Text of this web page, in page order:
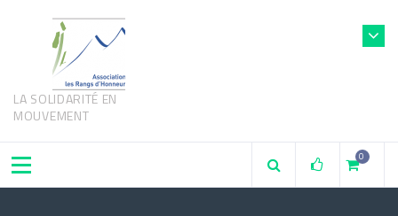
LA SOLIDARITÉ EN
MOUVEMENT
0